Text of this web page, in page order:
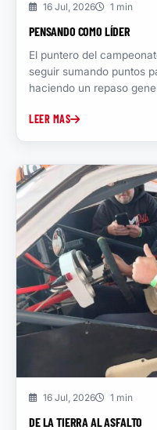
16 Jul, 2026 1 min
PENSANDO COMO LÍDER
El puntero del
seguir sumando puntos
haciendo un repaso
LEER MAS
16 Jul, 2026 1 min
DE LA TIERRA AL ASFALTO